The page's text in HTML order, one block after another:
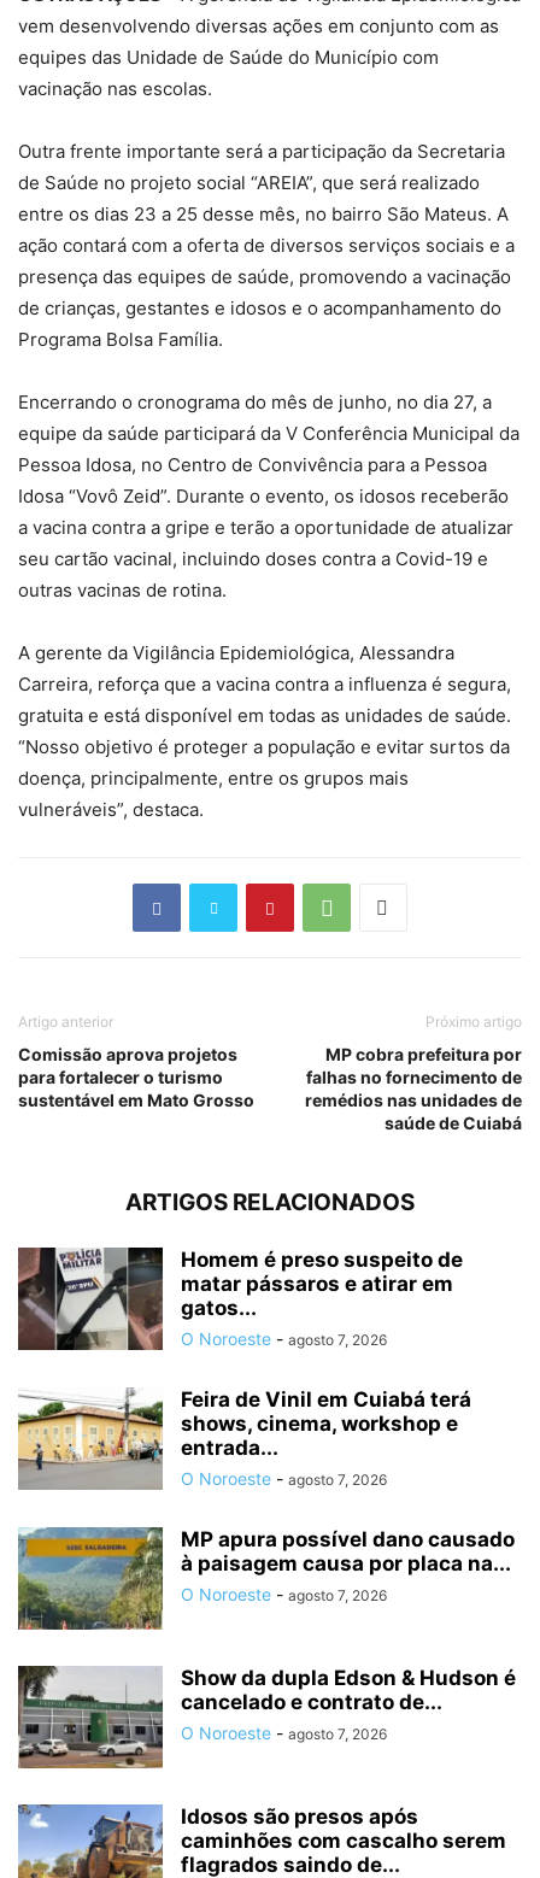
vem desenvolvendo diversas ações em conjunto com as
equipes das Unidade de Saúde do Município com
vacinação nas escolas.
Outra frente importante será a participação da Secretaria
de Saúde no projeto social “AREIA”, que será realizado
entre os dias 23 a 25 desse mês, no bairro São Mateus. A
ação contará com a oferta de diversos serviços sociais e a
presença das equipes de saúde, promovendo a vacinação
de crianças, gestantes e idosos e o acompanhamento do
Programa Bolsa Família.
Encerrando o cronograma do mês de junho, no dia 27, a
equipe da saúde participará da V Conferência Municipal da
Pessoa Idosa, no Centro de Convivência para a Pessoa
Idosa “Vovô Zeid”. Durante o evento, os idosos receberão
a vacina contra a gripe e terão a oportunidade de atualizar
seu cartão vacinal, incluindo doses contra a Covid-19 e
outras vacinas de rotina.
A gerente da Vigilância Epidemiológica, Alessandra
Carreira, reforça que a vacina contra a influenza é segura,
gratuita e está disponível em todas as unidades de saúde.
“Nosso objetivo é proteger a população e evitar surtos da
doença, principalmente, entre os grupos mais
vulneráveis”, destaca.
Artigo anterior
Comissão aprova projetos
para fortalecer o turismo
sustentável em Mato Grosso
Próximo artigo
MP cobra prefeitura por
falhas no fornecimento de
remédios nas unidades de
saúde de Cuiabá
ARTIGOS RELACIONADOS
Homem é preso suspeito de
matar pássaros e atirar em
gatos...
O Noroeste - agosto 7, 2026
Feira de Vinil em Cuiabá terá
shows, cinema, workshop e
entrada...
O Noroeste - agosto 7, 2026
MP apura possível dano causado
à paisagem causa por placa na...
O Noroeste - agosto 7, 2026
Show da dupla Edson & Hudson é
cancelado e contrato de...
O Noroeste - agosto 7, 2026
Idosos são presos após
caminhões com cascalho serem
flagrados saindo de...